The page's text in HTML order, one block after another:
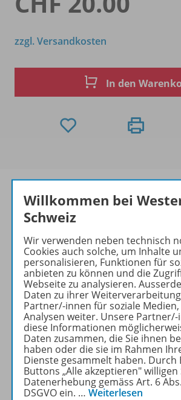
zzgl. Versandkosten
In den
Produktinformationen
Beschreibung
Zugehörige Produkte
Video
Willkommen bei
Schweiz
Wir verwenden neben technisch
Cookies auch solche, um Inhalte
personalisieren, Funktionen für
anbieten zu können und die
Webseite zu analysieren.
Daten zu ihrer
Partner/-innen für soziale
Analysen weiter. Unsere
diese Informationen
Daten zusammen, die Sie ihnen
haben oder die sie im Rahmen
Dienste gesammelt haben. Durch
Buttons „Alle akzeptieren" willigen
Datenerhebung gemäss Art. 6
DSGVO ein. … Weiterlesen